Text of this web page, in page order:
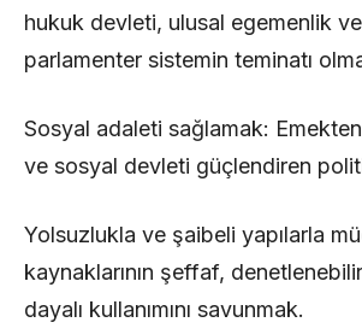
hukuk devleti, ulusal egemenlik
parlamenter sistemin teminatı
Sosyal adaleti sağlamak:
ve sosyal devleti güçlendiren
Yolsuzlukla ve şaibeli yapılarla
kaynaklarının şeffaf,
dayalı kullanımını savunmak.